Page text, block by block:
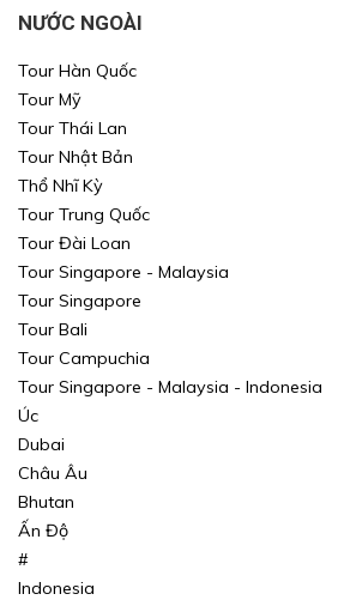
NƯỚC NGOÀI
Tour Hàn Quốc
Tour Mỹ
Tour Thái Lan
Tour Nhật Bản
Thổ Nhĩ Kỳ
Tour Trung Quốc
Tour Đài Loan
Tour Singapore - Malaysia
Tour Singapore
Tour Bali
Tour Campuchia
Tour Singapore - Malaysia - Indonesia
Úc
Dubai
Châu Âu
Bhutan
Ấn Độ
#
Indonesia